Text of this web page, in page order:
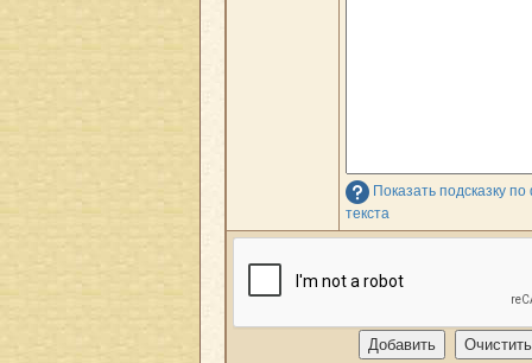
Показать подсказку
текста